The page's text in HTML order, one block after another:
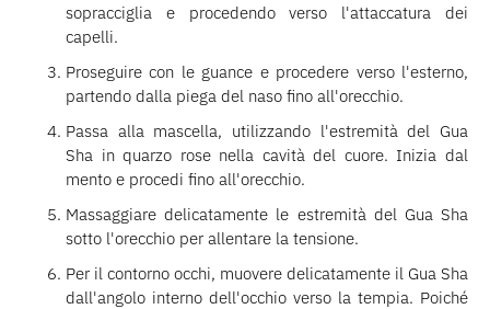
sopracciglia e procedendo verso l'attaccatura dei
capelli.
Proseguire con le guance e procedere verso l'esterno,
partendo dalla piega del naso fino all'orecchio.
Passa alla mascella, utilizzando l'estremità del Gua
Sha in quarzo rose nella cavità del cuore. Inizia dal
mento e procedi fino all'orecchio.
Massaggiare delicatamente le estremità del Gua Sha
sotto l'orecchio per allentare la tensione.
Per il contorno occhi, muovere delicatamente il Gua Sha
dall'angolo interno dell'occhio verso la tempia. Poiché